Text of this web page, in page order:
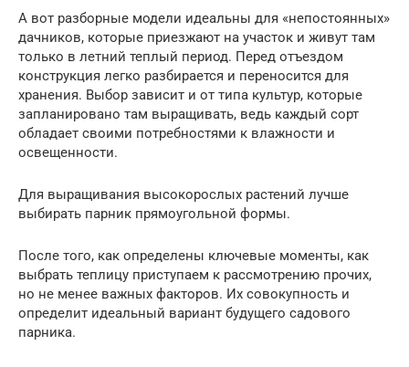
А вот разборные модели идеальны для «непостоянных»
дачников, которые приезжают на участок и живут там
только в летний теплый период. Перед отъездом
конструкция легко разбирается и переносится для
хранения. Выбор зависит и от типа культур, которые
запланировано там выращивать, ведь каждый сорт
обладает своими потребностями к влажности и
освещенности.
Для выращивания высокорослых растений лучше
выбирать парник прямоугольной формы.
После того, как определены ключевые моменты, как
выбрать теплицу приступаем к рассмотрению прочих,
но не менее важных факторов. Их совокупность и
определит идеальный вариант будущего садового
парника.